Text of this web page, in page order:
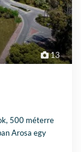
13
500 méterre
Arosa egy